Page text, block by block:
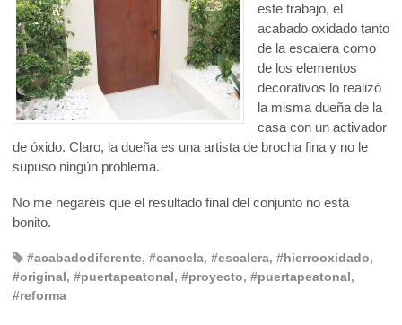
este trabajo, el
acabado oxidado tanto
de la escalera como
de los elementos
decorativos lo realizó
la misma dueña de la
casa con un activador
de óxido. Claro, la dueña es una artista de brocha fina y no le
supuso ningún problema.
No me negaréis que el resultado final del conjunto no está
bonito.
#acabadodiferente, #cancela, #escalera, #hierrooxidado,
#original, #puertapeatonal, #proyecto, #puertapeatonal,
#reforma